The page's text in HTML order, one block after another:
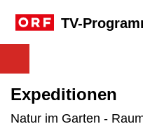
TV-
Expeditionen
Natur im Garten -